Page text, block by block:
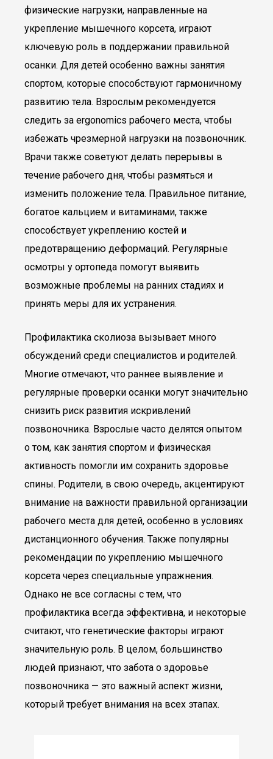
физические нагрузки, направленные на
укрепление мышечного корсета, играют
ключевую роль в поддержании правильной
осанки. Для детей особенно важны занятия
спортом, которые способствуют гармоничному
развитию тела. Взрослым рекомендуется
следить за ergonomics рабочего места, чтобы
избежать чрезмерной нагрузки на позвоночник.
Врачи также советуют делать перерывы в
течение рабочего дня, чтобы размяться и
изменить положение тела. Правильное питание,
богатое кальцием и витаминами, также
способствует укреплению костей и
предотвращению деформаций. Регулярные
осмотры у ортопеда помогут выявить
возможные проблемы на ранних стадиях и
принять меры для их устранения.
Профилактика сколиоза вызывает много
обсуждений среди специалистов и родителей.
Многие отмечают, что раннее выявление и
регулярные проверки осанки могут значительно
снизить риск развития искривлений
позвоночника. Взрослые часто делятся опытом
о том, как занятия спортом и физическая
активность помогли им сохранить здоровье
спины. Родители, в свою очередь, акцентируют
внимание на важности правильной организации
рабочего места для детей, особенно в условиях
дистанционного обучения. Также популярны
рекомендации по укреплению мышечного
корсета через специальные упражнения.
Однако не все согласны с тем, что
профилактика всегда эффективна, и некоторые
считают, что генетические факторы играют
значительную роль. В целом, большинство
людей признают, что забота о здоровье
позвоночника — это важный аспект жизни,
который требует внимания на всех этапах.